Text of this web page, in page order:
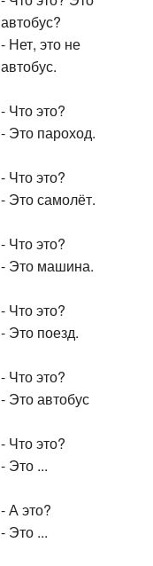
автобус?
- Нет, это не
автобус.
- Что это?
- Это пароход.
- Что это?
- Это самолёт.
- Что это?
- Это машина.
- Что это?
- Это поезд.
- Что это?
- Это автобус
- Что это?
- Это ...
- А это?
- Это ...